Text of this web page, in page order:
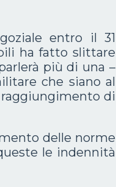
entro il 31
ha fatto slittare
più di una –
che siano al
di
delle norme
le indennità